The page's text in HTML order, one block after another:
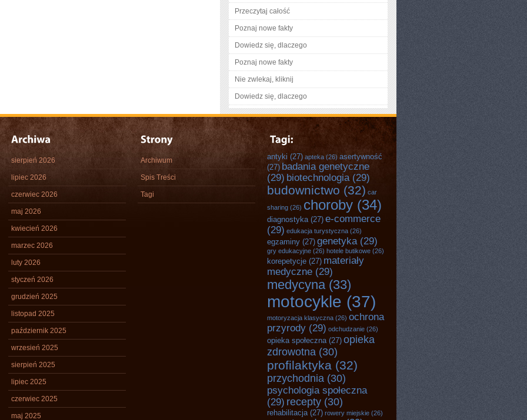
Przeczytaj całość
Poznaj nowe fakty
Dowiedz się, dlaczego
Poznaj nowe fakty
Nie zwlekaj, kliknij
Dowiedz się, dlaczego
sierpień 2026
lipiec 2026
czerwiec 2026
maj 2026
kwiecień 2026
marzec 2026
luty 2026
styczeń 2026
grudzień 2025
listopad 2025
październik 2025
wrzesień 2025
sierpień 2025
lipiec 2025
czerwiec 2025
maj 2025
Archiwum
Spis Treści
Tagi
antyki (27) apteka (26) asertywność
(27) badania genetyczne
(29) biotechnologia (29)
budownictwo (32) car
sharing (26) choroby (34)
diagnostyka(27) e-commerce
(29) edukacja turystyczna (26)
egzaminy (27) genetyka (29)
gry edukacyjne (26) hotele butikowe (26)
korepetycje (27) materiały
medyczne (29)
medycyna(33)
motocykle (37)
motoryzacja klasyczna (26) ochrona
przyrody (29) odchudzanie (26)
opieka społeczna(27) opieka
zdrowotna (30)
profilaktyka (32)
przychodnia (30)
psychologia społeczna
(29) recepty (30)
rehabilitacja(27) rowery miejskie (26)